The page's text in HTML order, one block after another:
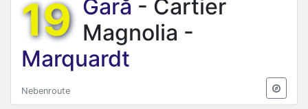
19 Gară - Cartier
Magnolia -
Marquardt
Nebenroute